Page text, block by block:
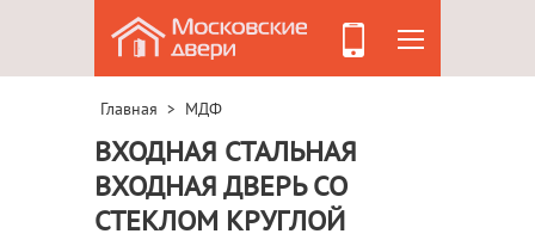
Главная > МДФ
ВХОДНАЯ СТАЛЬНАЯ
ВХОДНАЯ ДВЕРЬ СО
СТЕКЛОМ КРУГЛОЙ